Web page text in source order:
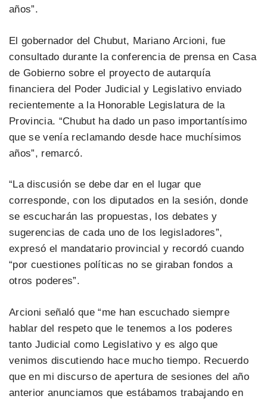
años”.
El gobernador del Chubut, Mariano Arcioni, fue
consultado durante la conferencia de prensa en Casa
de Gobierno sobre el proyecto de autarquía
financiera del Poder Judicial y Legislativo enviado
recientemente a la Honorable Legislatura de la
Provincia. “Chubut ha dado un paso importantísimo
que se venía reclamando desde hace muchísimos
años”, remarcó.
“La discusión se debe dar en el lugar que
corresponde, con los diputados en la sesión, donde
se escucharán las propuestas, los debates y
sugerencias de cada uno de los legisladores”,
expresó el mandatario provincial y recordó cuando
“por cuestiones políticas no se giraban fondos a
otros poderes”.
Arcioni señaló que “me han escuchado siempre
hablar del respeto que le tenemos a los poderes
tanto Judicial como Legislativo y es algo que
venimos discutiendo hace mucho tiempo. Recuerdo
que en mi discurso de apertura de sesiones del año
anterior anunciamos que estábamos trabajando en